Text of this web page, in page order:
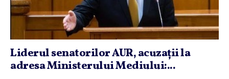
Liderul senatorilor AUR, acuzaţii la
adresa Ministerului Mediului:...